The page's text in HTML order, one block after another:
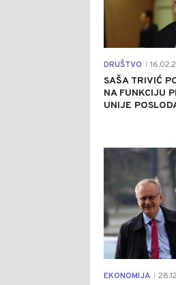
DRUŠTVO
SAŠA TRIVIĆ
NA FUNKCIJU
UNIJE
EKONOMIJA